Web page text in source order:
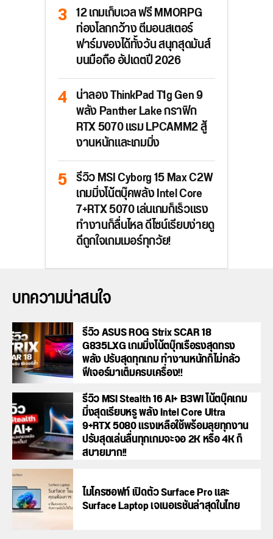
12 เกมเก็บเวล ฟรี MMORPG
ท่องโลกกว้าง ตีมอนสเตอร์
ฟาร์มของได้ทั้งวัน สนุกสุดมันส์
บนมือถือ อัปเดตปี 2026
น่าลอง ThinkPad T1g Gen 9
พลัง Panther Lake กราฟิก
RTX 5070 แรม LPCAMM2 สู้
งานหนักและเกมมิ่ง
รีวิว MSI Cyborg 15 Max C2W
เกมมิ่งโน้ตบุ๊คพลัง Intel Core
7+RTX 5070 เล่นเกมก็เร็วแรง
ทำงานก็ลื่นไหล ดีไซน์เรียบง่ายดู
ดีถูกใจเกมเมอร์ทุกวัย!
บทความน่าสนใจ
รีวิว ASUS ROG Strix SCAR 18
G835LXG เกมมิ่งโน้ตบุ๊กเรือธงสุดทรง
พลัง ปรับสุดทุกเกม ทำงานหนักก็ไม่กลัว
ฟีเจอร์มาเต็มครบเครื่อง!!
รีวิว MSI Stealth 16 AI+ B3WI โน้ตบุ๊คเกม
มิ่งสุดเรียบหรู พลัง Intel Core Ultra
9+RTX 5080 แรงเหลือใช้พร้อมลุยทุกงาน
ปรับสุดเล่นลื่นทุกเกมจะจอ 2K หรือ 4K ก็
สบายมาก!!
ไมโครซอฟท์ เปิดตัว Surface Pro และ
Surface Laptop เจเนอเรชันล่าสุดในไทย